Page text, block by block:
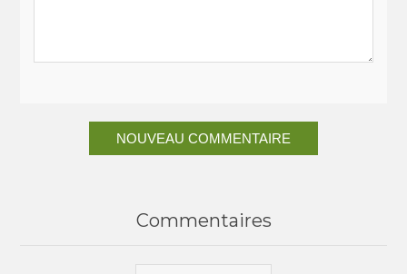
NOUVEAU COMMENTAIRE
Commentaires